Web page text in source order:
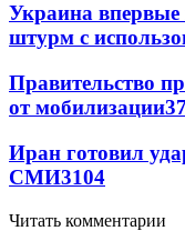
Украина
штурм с
Правительство
от мобилизации
Иран готовил
СМИ3104
Читать комментарии